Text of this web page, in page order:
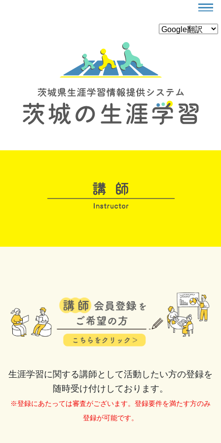
生涯学習に関する講師として活動したい方の登録を
随時受け付けしております。
※登録にあたっては審査がございます。登録要件を満たす方のみ
登録が可能です。